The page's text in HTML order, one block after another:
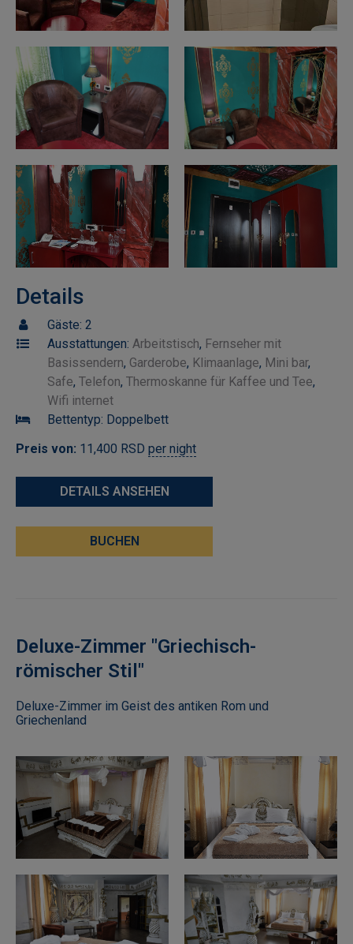
Details
Gäste: 2
Ausstattungen: Arbeitstisch, Fernseher mit
Basissendern, Garderobe, Klimaanlage, Mini bar,
Safe, Telefon, Thermoskanne für Kaffee und Tee,
Wifi internet
Bettentyp: Doppelbett
Preis von: 11,400 RSD per night
DETAILS ANSEHEN
BUCHEN
Deluxe-Zimmer "Griechisch-
römischer Stil"
Deluxe-Zimmer im Geist des antiken Rom und
Griechenland